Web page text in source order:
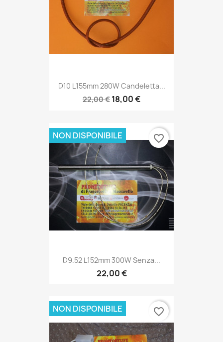
D10 L155mm 280W Candeletta...
22,00 € 18,00 €
D9.52 L152mm 300W Senza...
22,00 €
NON DISPONIBILE favorite_border
NON DISPONIBILE favorite_border